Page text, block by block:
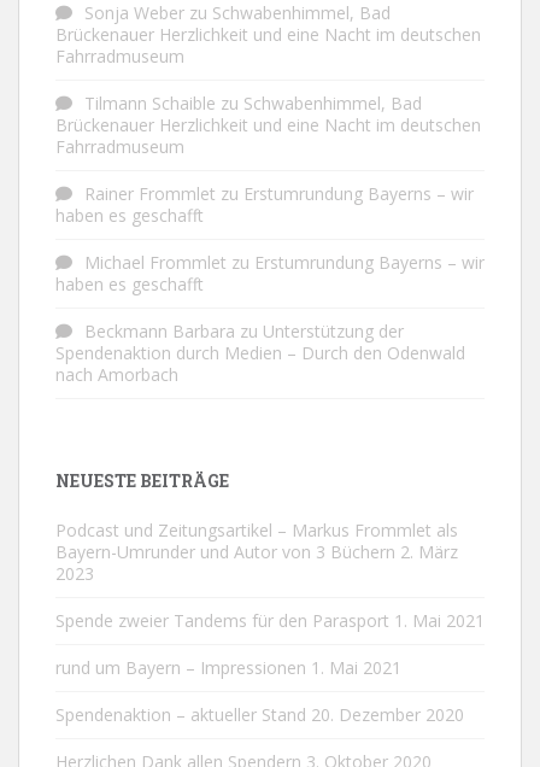
Sonja Weber zu Schwabenhimmel, Bad
Brückenauer Herzlichkeit und eine Nacht im deutschen
Fahrradmuseum
Tilmann Schaible zu Schwabenhimmel, Bad
Brückenauer Herzlichkeit und eine Nacht im deutschen
Fahrradmuseum
Rainer Frommlet zu Erstumrundung Bayerns – wir
haben es geschafft
Michael Frommlet zu Erstumrundung Bayerns – wir
haben es geschafft
Beckmann Barbara zu Unterstützung der
Spendenaktion durch Medien – Durch den Odenwald
nach Amorbach
NEUESTE BEITRÄGE
Podcast und Zeitungsartikel – Markus Frommlet als
Bayern-Umrunder und Autor von 3 Büchern 2. März
2023
Spende zweier Tandems für den Parasport 1. Mai 2021
rund um Bayern – Impressionen 1. Mai 2021
Spendenaktion – aktueller Stand 20. Dezember 2020
Herzlichen Dank allen Spendern 3. Oktober 2020